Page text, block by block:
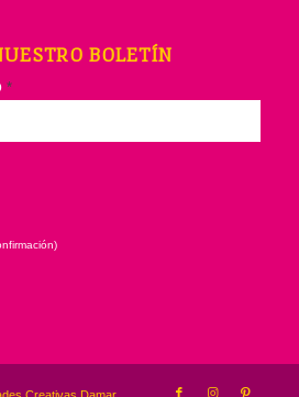
BOLETÍN
*
Creativas Damar